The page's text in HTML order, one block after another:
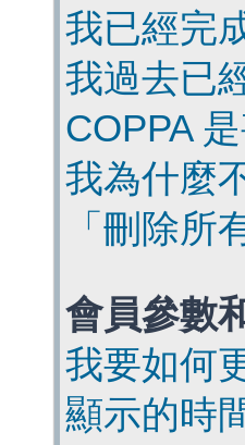
我已經完
我過去已
COPPA
我為什麼
「刪除所
會員參數
我要如何
顯示的時